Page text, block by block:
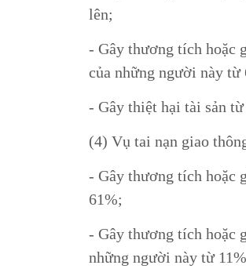
lên;
- Gây thương tích hoặc
của những người này từ
- Gây thiệt hại tài sản
(4) Vụ tai nạn giao
- Gây thương tích hoặc
61%;
- Gây thương tích hoặc
những người này từ